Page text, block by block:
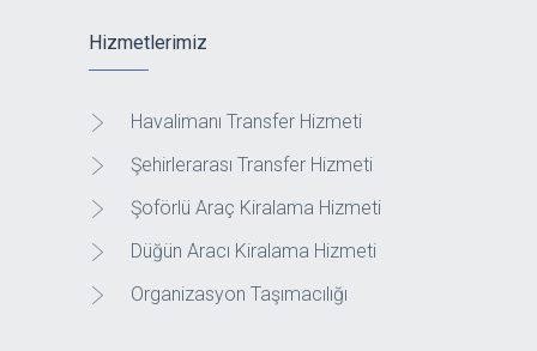
Hizmetlerimiz
Havalimanı Transfer Hizmeti
Şehirlerarası Transfer Hizmeti
Şoförlü Araç Kiralama Hizmeti
Düğün Aracı Kiralama Hizmeti
Organizasyon Taşımacılığı